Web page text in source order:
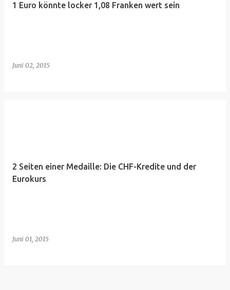
1 Euro könnte locker 1,08 Franken wert sein
Juni 02, 2015
2 Seiten einer Medaille: Die CHF-Kredite und der
Eurokurs
Juni 01, 2015